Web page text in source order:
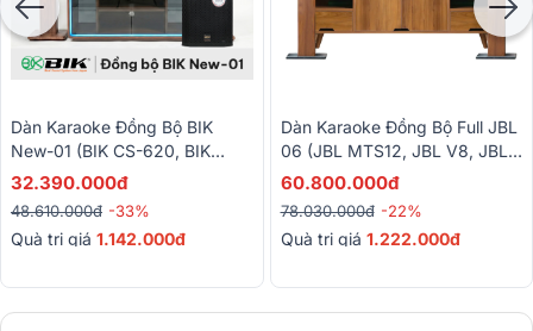
Dàn Karaoke Đồng Bộ BIK
New-01 (BIK CS-620, BIK
BDA-X33, BIK BBK-W25A, BIK
32.390.000đ
48.610.000đ -33%
Quà trị giá 1.142.000đ
Dàn Karaoke Đồng Bộ Full JBL
06 (JBL MTS12, JBL V8, JBL
VX9, JBL VM300)
60.800.000đ
78.030.000đ -22%
Quà trị giá 1.222.000đ